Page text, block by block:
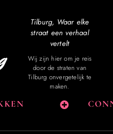
Tilburg, Waar elke
straat een verhaal
vertelt
Wij zijn hier om je reis
door de straten van
Tilburg onvergetelijk te
maken.